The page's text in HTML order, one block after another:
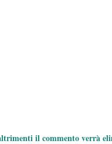
il commento verrà